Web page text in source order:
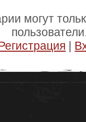
могут
|